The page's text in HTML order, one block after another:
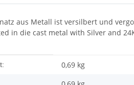
aus Metall ist versilbert und
in die cast metal with Silver and
0,69 kg